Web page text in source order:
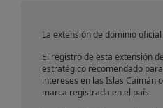
La extensión de dominio
El registro de esta extensión
estratégico recomendado
intereses en las Islas Caimán
marca registrada en el país.